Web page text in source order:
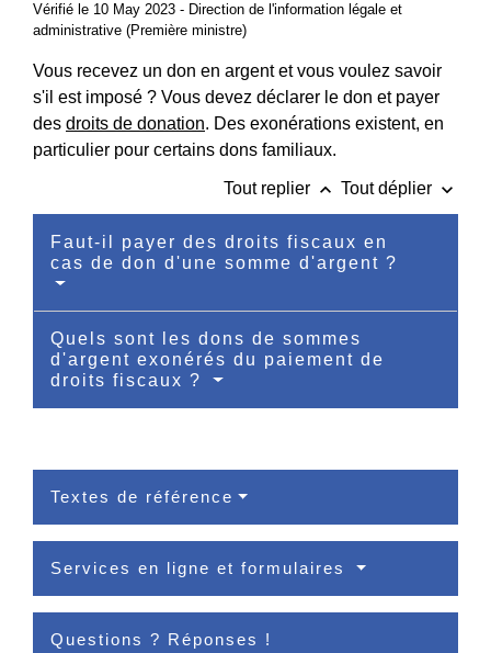
Vérifié le 10 May 2023 - Direction de l'information légale et
administrative (Première ministre)
Vous recevez un don en argent et vous voulez savoir
s'il est imposé ? Vous devez déclarer le don et payer
des droits de donation. Des exonérations existent, en
particulier pour certains dons familiaux.
Tout replier keyboard_arrow_up Tout déplier keyboard_arrow_down
Faut-il payer des droits fiscaux en
cas de don d'une somme d'argent ?
Quels sont les dons de sommes
d'argent exonérés du paiement de
droits fiscaux ?
Textes de référence
Services en ligne et formulaires
Questions ? Réponses !